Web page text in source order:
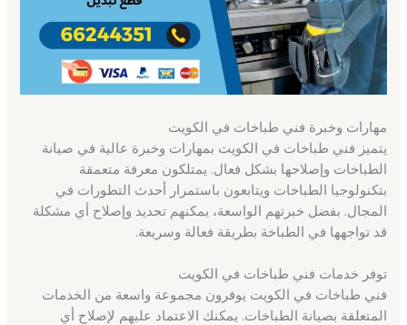
مهارات وخبرة فني طباخات في الكويت
يتميز فني طباخات في الكويت بمهارات وخبرة عالية في صيانة
الطباخات وإصلاحها بشكل فعال. يمتلكون معرفة متعمقة
بتكنولوجيا الطباخات ويتابعون باستمرار أحدث التطورات في
المجال. بفضل خبرتهم الواسعة، يمكنهم تحديد وإصلاح أي مشكلة
قد تواجهها في الطباخة بطريقة فعالة وسريعة.
توفر خدمات فني طباخات في الكويت
فني طباخات في الكويت يوفرون مجموعة واسعة من الخدمات
المتعلقة بصيانة الطباخات. يمكنك الاعتماد عليهم لإصلاح أي